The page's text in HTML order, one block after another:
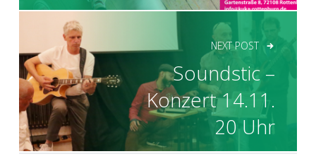
NEXT POST
Soundstic –
Konzert 14.11.
20 Uhr